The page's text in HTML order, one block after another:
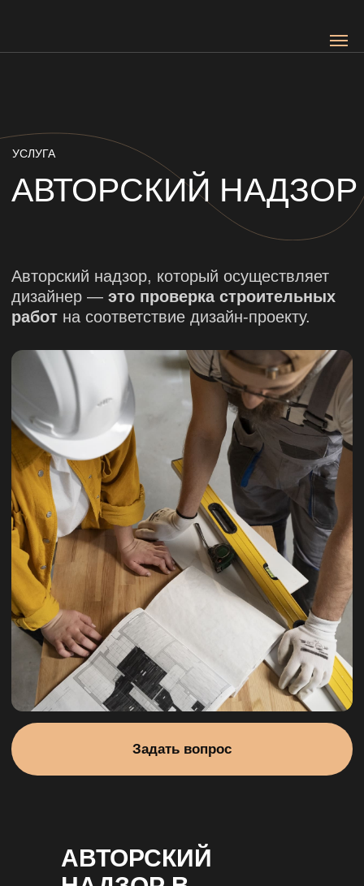
АВТОРСКИЙ НАДЗОР
Авторский надзор, который осуществляет
это проверка строительных
Задать вопрос
АВТОРСКИЙ